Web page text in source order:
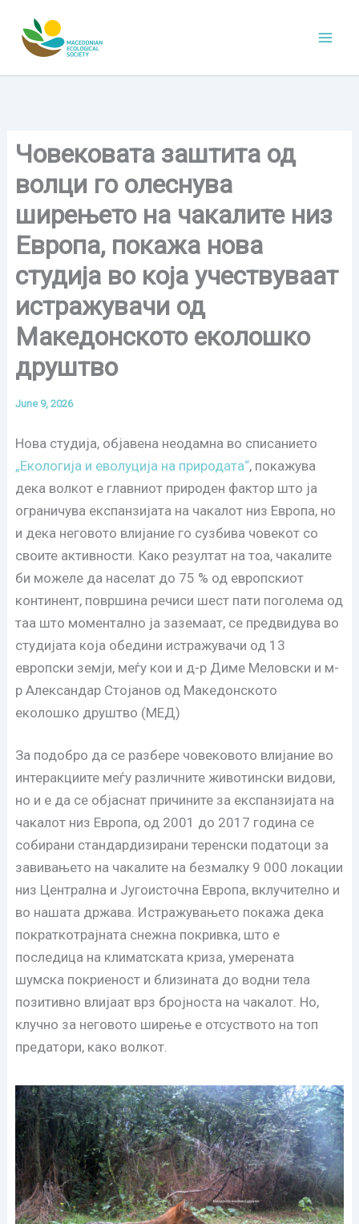
content
Човековата заштита од
волци го олеснува
ширењето на чакалите низ
Европа, покажа нова
студија во која учествуваат
истражувачи од
Македонското еколошко
друштво
June 9, 2026
Нова студија, објавена неодамна во списанието
„Екологија и еволуција на природата“, покажува
дека волкот е главниот природен фактор што ја
ограничува експанзијата на чакалот низ Европа, но
и дека неговото влијание го сузбива човекот со
своите активности. Како резултат на тоа, чакалите
би можеле да населат до 75 % од европскиот
континент, површина речиси шест пати поголема од
таа што моментално ја заземаат, се предвидува во
студијата која обедини истражувачи од 13
европски земји, меѓу кои и д-р Диме Меловски и м-
р Александар Стојанов од Македонското
еколошко друштво (МЕД)
За подобро да се разбере човековото влијание во
интеракциите меѓу различните животински видови,
но и е да се објаснат причините за експанзијата на
чакалот низ Европа, од 2001 до 2017 година се
собирани стандардизирани теренски податоци за
завивањето на чакалите на безмалку 9 000 локации
низ Централна и Југоисточна Европа, вклучително и
во нашата држава. Истражувањето покажа дека
пократкотрајната снежна покривка, што е
последица на климатската криза, умерената
шумска покриеност и близината до водни тела
позитивно влијаат врз бројноста на чакалот. Но,
клучно за неговото ширење е отсуството на топ
предатори, како волкот.